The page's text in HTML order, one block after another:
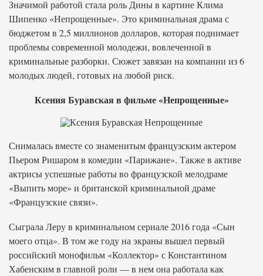
Значимой работой стала роль Дины в картине Клима
Шипенко «Непрощенные». Это криминальная драма с
бюджетом в 2,5 миллионов долларов, которая поднимает
проблемы современной молодежи, вовлеченной в
криминальные разборки. Сюжет завязан на компании из 6
молодых людей, готовых на любой риск.
Ксения Буравская в фильме «Непрощенные»
Снималась вместе со знаменитым французским актером
Пьером Ришаром в комедии «Парижане». Также в активе
актрисы успешные работы во французской мелодраме
«Выпить море» и британской криминальной драме
«Французские связи».
Сыграла Леру в криминальном сериале 2016 года «Сын
моего отца». В том же году на экраны вышел первый
российский монофильм «Коллектор» с Константином
Хабенским в главной роли — в нем она работала как